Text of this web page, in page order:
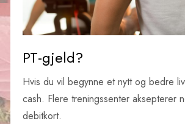
PT-gjeld?
Hvis du vil begynne et nytt og bedre
cash. Flere treningssenter aksepterer
debitkort.